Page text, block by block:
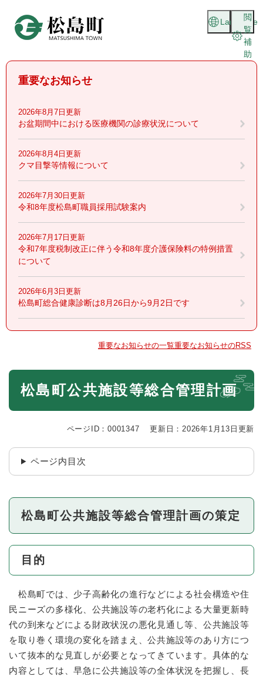
頭
閲
覧
補
助
Language
重要なお知らせ
2026年8月7日更新
お盆期間中における医療機関の診療状況について
2026年8月4日更新
クマ目撃等情報について
2026年7月30日更新
令和8年度松島町職員採用試験案内
2026年7月17日更新
令和7年度税制改正に伴う令和8年度介護保険料の特例措置
について
2026年6月3日更新
松島町総合健康診断は8月26日から9月2日です
重要なお知らせの一覧重要なお知らせのRSS
本
松島町公共施設等総合管理計画
ページID：0001347 更新日：2026年1月13日更新
ページ内目次
松島町公共施設等総合管理計画の策定
目的
松島町では、少子高齢化の進行などによる社会構造や住
民ニーズの多様化、公共施設等の老朽化による大量更新時
代の到来などによる財政状況の悪化見通し等、公共施設等
を取り巻く環境の変化を踏まえ、公共施設等のあり方につ
いて抜本的な見直しが必要となってきています。具体的な
内容としては、早急に公共施設等の全体状況を把握し、長